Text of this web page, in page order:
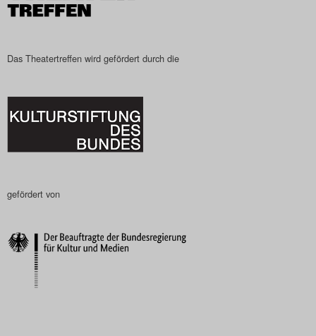
Das Theatertreffen wird gefördert durch die
gefördert von